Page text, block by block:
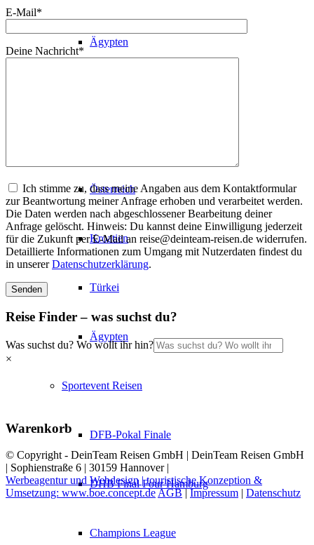
Ägypten
Österreich
Kroatien
Türkei
Ägypten
Sportevent Reisen
DFB-Pokal Finale
DHB Final Four Hamburg
Champions League
E-Mail*
Deine Nachricht*
Ich stimme zu, dass meine Angaben aus dem Kontaktformular
zur Beantwortung meiner Anfrage erhoben und verarbeitet werden.
Die Daten werden nach abgeschlossener Bearbeitung deiner
Anfrage gelöscht. Hinweis: Du kannst deine Einwilligung jederzeit
für die Zukunft per E-Mail an reise@deinteam-reisen.de widerrufen.
Detaillierte Informationen zum Umgang mit Nutzerdaten findest du
in unsererDatenschutzerklärung.
Reise Finder – was suchst du?
Was suchst du? Wo wollt ihr hin?
×
Warenkorb
© Copyright - DeinTeam Reisen GmbH | DeinTeam Reisen GmbH
| Sophienstraße 6 | 30159 Hannover |
Werbeagentur und Webdesign | touristische Konzeption &
Umsetzung: www.boe.concept.deAGB|Impressum | Datenschutz